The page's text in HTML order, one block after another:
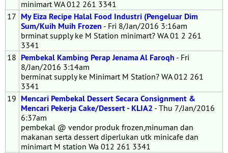
minimart WA 012 261 3341
17 My Eiza Recipe Halal Food Industri (Pengeluar Dim
Sum/Kuih Muih Frozen - Fri 8/Jan/2016 3:16am
brminat supply ke M Station minimart? WA 01 2 261
3341
18 Pembekal Kambing Perap Jenama Al Faroqh - Fri
8/Jan/2016 3:14am
berminat supply ke Minimart M Station? WA 012 261
3341
19 Mencari Pembekal Dessert Secara Consignment &
Mencari Pekerja Cake/Dessert - KLIA2 - Thu 7/Jan/2016
6:37am
pembekal @ vendor produk frozen,minuman dan
makanan serta dessert diperlukan utk minicafe dan
minimart M station Wa 012 261 3341